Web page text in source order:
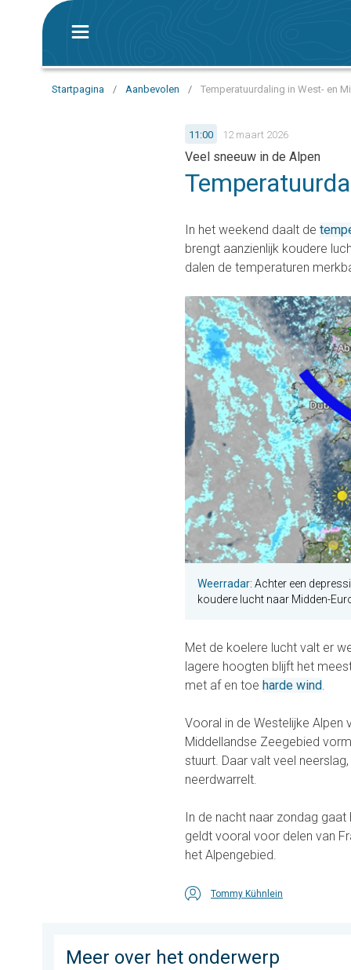
Startpagina / Aanbevolen / Temperatuurdaling in West- en
11:00 12 maart 2026
Veel sneeuw in de Alpen
In het weekend daalt de
brengt aanzienlijk koudere
dalen de temperaturen
Weerradar: Achter een
koudere lucht naar Midden-
Met de koelere lucht valt er
lagere hoogten blijft het
met af en toe harde wind.
Vooral in de Westelijke Alpen
Middellandse Zeegebied
stuurt. Daar valt veel
neerdwarrelt.
In de nacht naar zondag
geldt vooral voor delen van
het Alpengebied.
Tommy Kühnlein
Meer over het onderwerp